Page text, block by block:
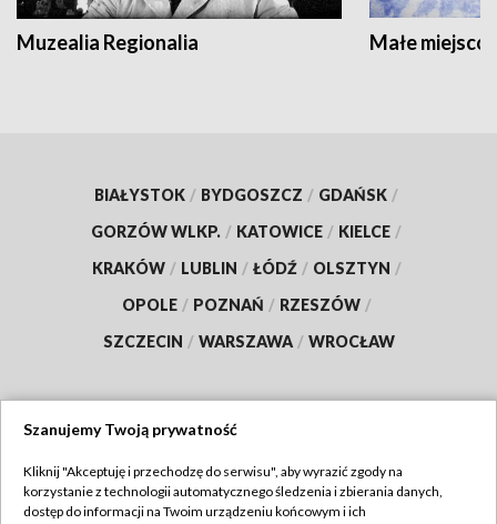
Muzealia Regionalia Małe
BIAŁYSTOK / BYDGOSZCZ / GDAŃSK /
GORZÓW WLKP. / KATOWICE / KIELCE /
KRAKÓW / LUBLIN / ŁÓDŹ / OLSZTYN /
OPOLE / POZNAŃ / RZESZÓW /
SZCZECIN / WARSZAWA / WROCŁAW
TVP
Szanujemy Twoją prywatność
Kliknij "Akceptuję i przechodzę do serwisu", aby wyrazić zgody na
korzystanie z technologii automatycznego śledzenia i zbierania danych,
dostęp do informacji na Twoim urządzeniu końcowym i ich